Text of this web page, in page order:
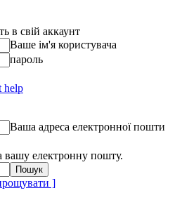
в свій аккаунт
Ваше ім'я користувача
пароль
help
Ваша адреса електронної пошти
вашу електронну пошту.
]